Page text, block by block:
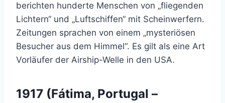
berichten hunderte Menschen von „fliegenden
Lichtern“ und „Luftschiffen“ mit Scheinwerfern.
Zeitungen sprachen von einem „mysteriösen
Besucher aus dem Himmel“. Es gilt als eine Art
Vorläufer der Airship-Welle in den USA.
1917 (Fátima, Portugal –